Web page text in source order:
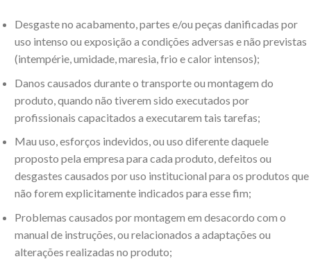
Desgaste no acabamento, partes e/ou peças danificadas por
uso intenso ou exposição a condições adversas e não previstas
(intempérie, umidade, maresia, frio e calor intensos);
Danos causados durante o transporte ou montagem do
produto, quando não tiverem sido executados por
profissionais capacitados a executarem tais tarefas;
Mau uso, esforços indevidos, ou uso diferente daquele
proposto pela empresa para cada produto, defeitos ou
desgastes causados por uso institucional para os produtos que
não forem explicitamente indicados para esse fim;
Problemas causados por montagem em desacordo com o
manual de instruções, ou relacionados a adaptações ou
alterações realizadas no produto;